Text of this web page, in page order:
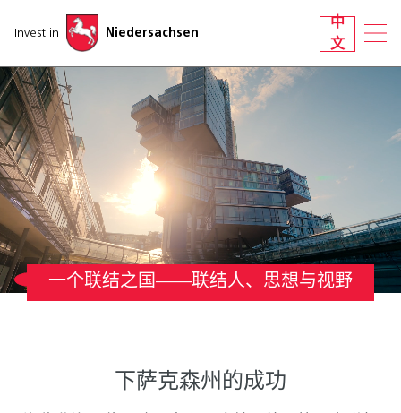
Invest in Niedersachsen
中
文
一个联结之国——联结人、思想与视野
下萨克森州的成功